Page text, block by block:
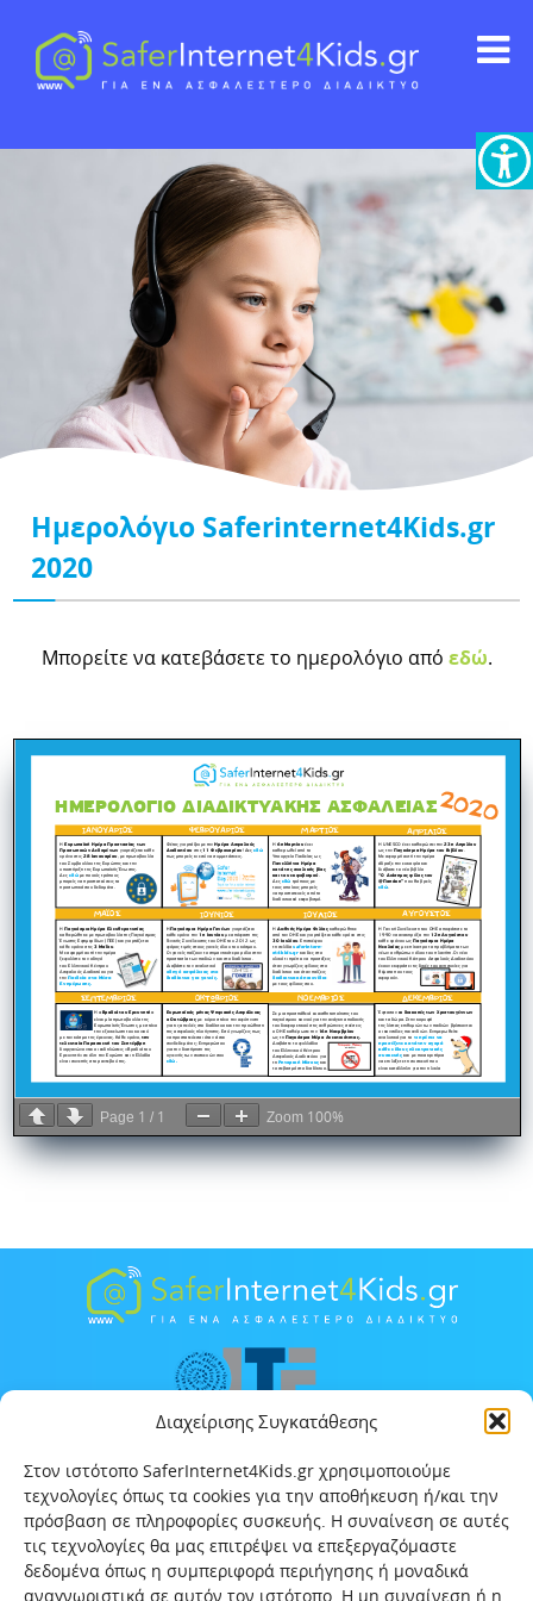
Διαχείρισης Συγκατάθεσης
Στον ιστότοπο SaferInternet4Kids.gr χρησιμοποιούμε
τεχνολογίες όπως τα cookies για την αποθήκευση ή/και την
πρόσβαση σε πληροφορίες συσκευής. Η συναίνεση σε αυτές
τις τεχνολογίες θα μας επιτρέψει να επεξεργαζόμαστε
δεδομένα όπως η συμπεριφορά περιήγησης ή μοναδικά
αναγνωριστικά σε αυτόν τον ιστότοπο. Η μη συναίνεση ή η
Ημερολόγιο Saferinternet4Kids.gr
2020
Μπορείτε να κατεβάσετε το ημερολόγιο από εδώ.
Page 1 / 1 Zoom 100%